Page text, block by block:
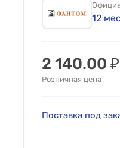
12
2 140.00 ₽
Розничная цена
Поставка под